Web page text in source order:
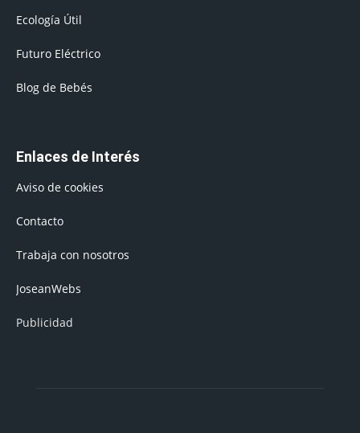
Ecología Útil
Futuro Eléctrico
Blog de Bebés
Enlaces de Interés
Aviso de cookies
Contacto
Trabaja con nosotros
JoseanWebs
Publicidad